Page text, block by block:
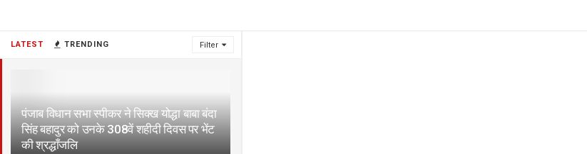
LATEST TRENDING Filter
पंजाब विधान सभा स्पीकर ने सिक्ख योद्धा बाबा बंदा
सिंह बहादुर को उनके 308वें शहीदी दिवस पर भेंट
की श्रद्धाँजलि